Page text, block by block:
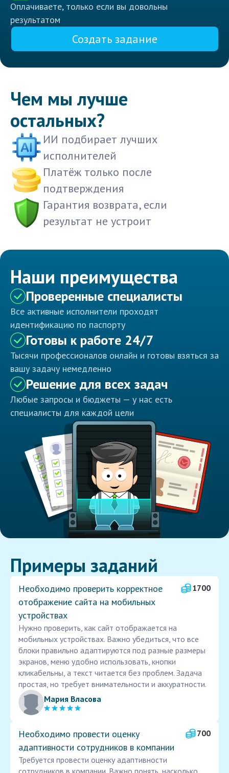
Оплачиваете, только если вы довольны
результатом
Создать задание
Чем мы лучше
остальных?
ИИ подбирает лучших
исполнителей
Платёж только после
подтверждения
Гарантия возврата, если
результат не устроит
Наши преимущества
Проверенные специалисты
Все активные исполнители проходят
идентификацию по паспорту
Готовы к работе 24/7
Тысячи профессионалов онлайн и готовы взяться за
вашу задачу немедленно
Решение для всех задач
Любые запросы и бюджеты — у нас есть
специалисты для каждой цели
Примеры заданий
Необходимо проверить корректное
отображение сайта на мобильных
устройствах
1700
Нужно проверить, как сайт отображается на
мобильных устройствах. Важно убедиться, что все
блоки правильно адаптируются под разные размеры
экранов, меню удобно использовать, кнопки
кликабельны, а текст читается без проблем. Задача
простая, но требует внимательности и аккуратности.
Мария Власова
Необходимо провести оценку
адаптивности сотрудников в компании
700
Требуется провести оценку адаптивности